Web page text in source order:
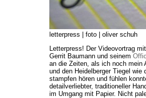
letterpress | foto | oliver schuh
Letterpress! Der Videovortrag
Gerrit Baumann und seinem
an die Zeiten, als ich noch mein
und den Heidelberger Tiegel
stampfen hören und fühlen
detailverliebter, traditioneller
im Umgang mit Papier. Nicht